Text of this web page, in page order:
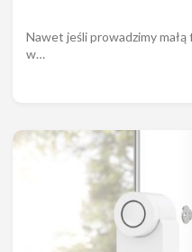
Nawet jeśli prowadzimy
w…